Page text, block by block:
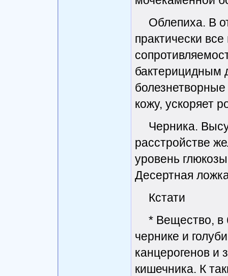
Облепиха. В
практически
бактерицидным
кожу, ускоряет
Черника.
расстройстве
уровень
Десертная
Кстати
* Вещество, в
чернике и
канцерогенов и
кишечника. К